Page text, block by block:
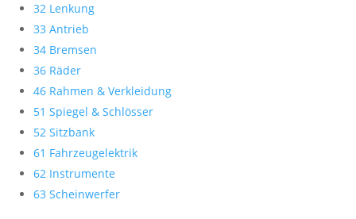
32 Lenkung
33 Antrieb
34 Bremsen
36 Räder
46 Rahmen & Verkleidung
51 Spiegel & Schlösser
52 Sitzbank
61 Fahrzeugelektrik
62 Instrumente
63 Scheinwerfer